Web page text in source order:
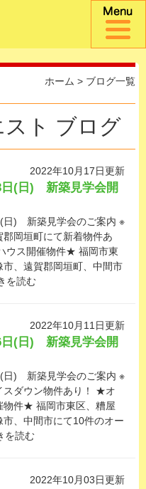
ホーム > ブログ一覧
ト ブログ
2022年10月17日更新
日(日) 新築見学会開
日) 新築見学会のご案内 ※
岡垣町にて新着物件あ
ウス開催物件★ 福岡市東
市、遠賀郡岡垣町、中間市
を読む
2022年10月11日更新
日(日) 新築見学会開
日) 新築見学会のご案内 ※
スダウン物件あり！ ★オ
物件★ 福岡市東区、糟屋
、中間市にて10件のオー
を読む
2022年10月03日更新